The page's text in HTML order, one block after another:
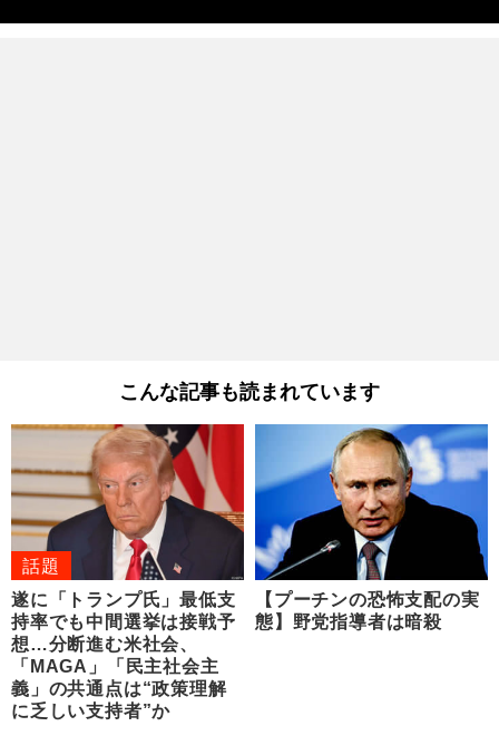
こんな記事も読まれています
話題
遂に「トランプ氏」最低支
持率でも中間選挙は接戦予
想…分断進む米社会、
「MAGA」「民主社会主
義」の共通点は“政策理解
に乏しい支持者”か
【プーチンの恐怖支配の実
態】野党指導者は暗殺